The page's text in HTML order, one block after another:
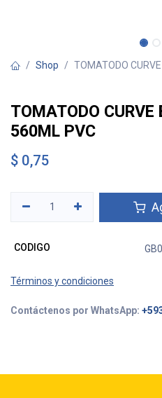
Shop TOMATODO
TOMATODO CURVE
560ML PVC
$ 0,75
CODIGO
Términos y condiciones
Contáctenos por WhatsApp: